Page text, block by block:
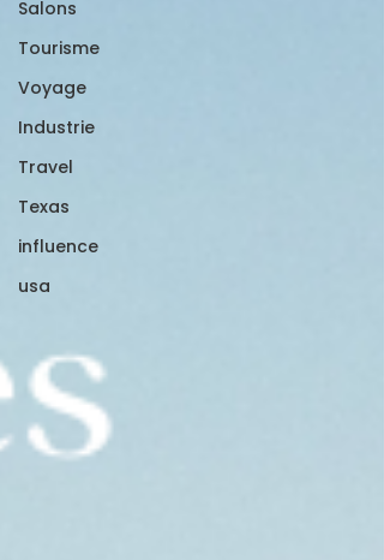
Salons
Tourisme
Voyage
Industrie
Travel
Texas
influence
usa